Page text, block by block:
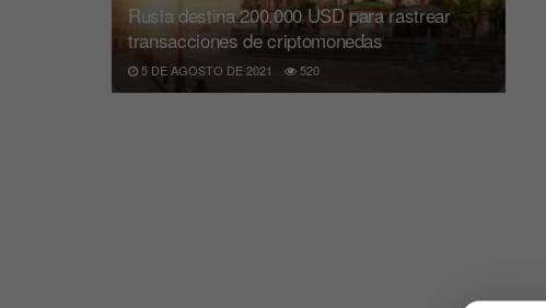
Rusia destina 200.000 USD para rastrear
transacciones de criptomonedas
5 DE AGOSTO DE 2021 520